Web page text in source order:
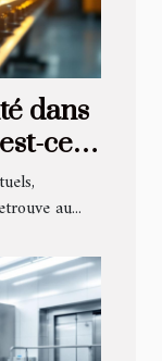
dans
ce
au...